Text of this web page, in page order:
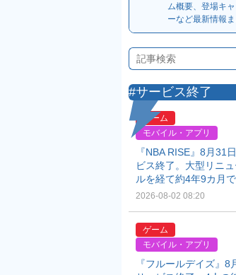
ム概要、登場キ
ーなど最新情報
#サービス終了
ゲーム
モバイル・アプリ
『NBA RISE』8月31
ビス終了。大型リニ
ルを経て約4年9カ月
2026-08-02 08:20
ゲーム
モバイル・アプリ
『フルールデイズ』8